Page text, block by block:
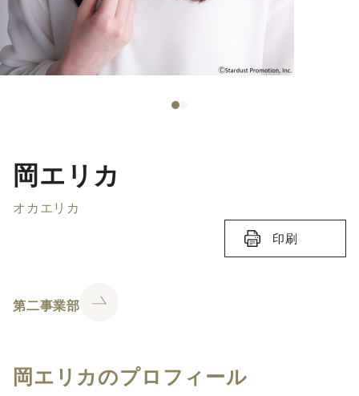
岡エリカ
オカエリカ
印刷
第二事業部
岡エリカのプロフィール